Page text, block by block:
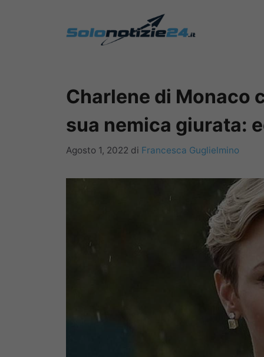
Charlene di Monaco
sua nemica giurata:
Agosto 1, 2022 di Francesca Guglielmino